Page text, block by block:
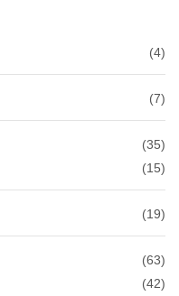
(4)
(7)
(35)
(15)
(19)
(63)
(42)